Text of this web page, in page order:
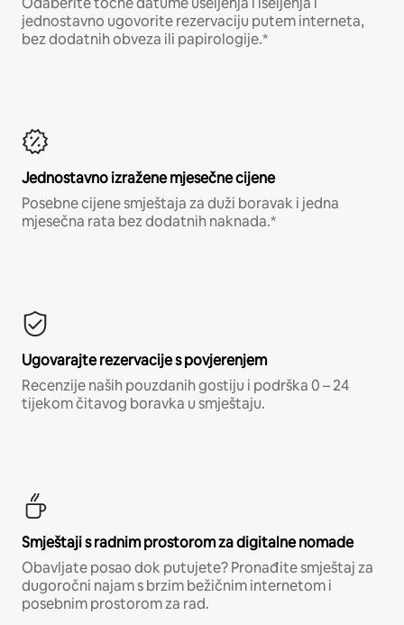
jednostavno ugovorite rezervaciju putem interneta,
bez dodatnih obveza ili papirologije.*
Jednostavno izražene mjesečne cijene
Posebne cijene smještaja za duži boravak i jedna
mjesečna rata bez dodatnih naknada.*
Ugovarajte rezervacije s povjerenjem
Recenzije naših pouzdanih gostiju i podrška 0 – 24
tijekom čitavog boravka u smještaju.
Smještaji s radnim prostorom za digitalne nomade
Obavljate posao dok putujete? Pronađite smještaj za
dugoročni najam s brzim bežičnim internetom i
posebnim prostorom za rad.